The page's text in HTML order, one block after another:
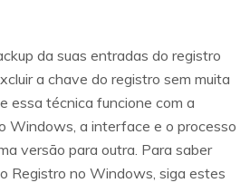
da suas entradas do registro
a chave do registro sem muita
essa técnica funcione com a
Windows, a interface e o processo
versão para outra. Para saber
Registro no Windows, siga estes